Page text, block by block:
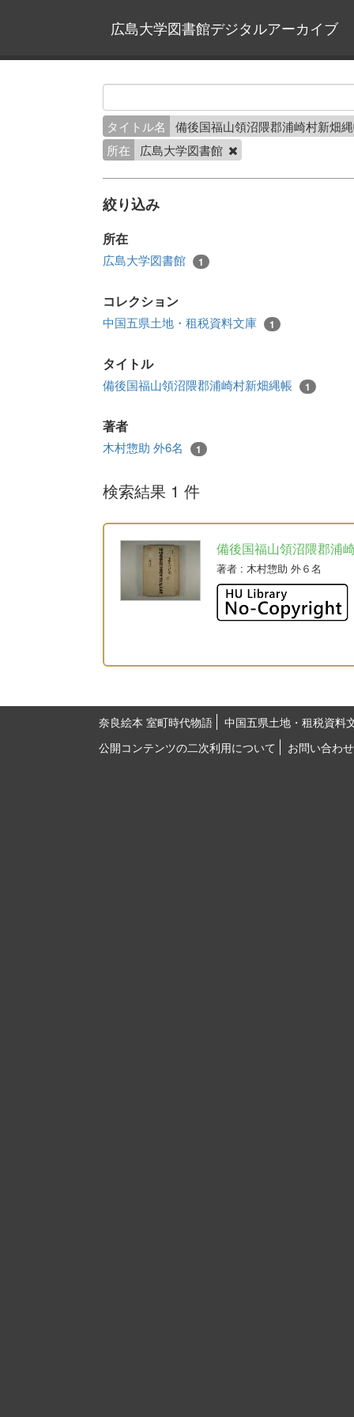
広島大学図書館デジタルアーカイブ
タイトル名
備後国福山領沼隈郡浦崎村新畑
所在
広島大学図書館
絞り込み
所在
広島大学図書館 1
コレクション
中国五県土地・租税資料文庫 1
タイトル
備後国福山領沼隈郡浦崎村新畑縄帳 1
著者
木村惣助 外6名 1
検索結果 1 件
備後国福山領沼隈郡浦
著者 : 木村惣助 外６名
奈良絵本 室町時代物語
中国五県土地・租税資料
公開コンテンツの二次利用について
お問い合わせ